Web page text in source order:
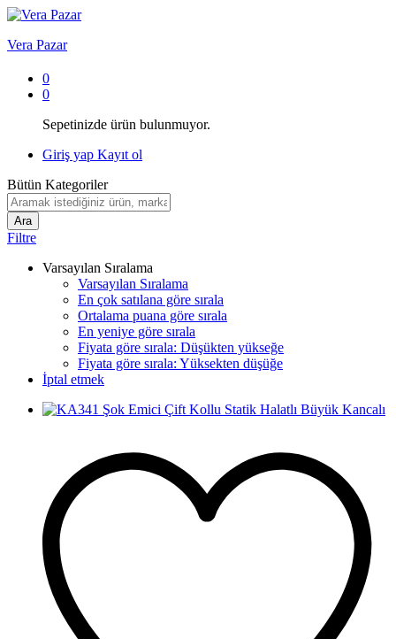
Vera Pazar
0
0
Sepetinizde ürün bulunmuyor.
Giriş yap Kayıt ol
Bütün Kategoriler
Ara
Filtre
Varsayılan Sıralama
Varsayılan Sıralama
En çok satılana göre sırala
Ortalama puana göre sırala
En yeniye göre sırala
Fiyata göre sırala: Düşükten yükseğe
Fiyata göre sırala: Yüksekten düşüğe
İptal etmek